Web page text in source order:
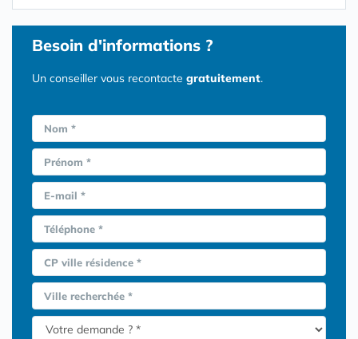
Besoin d'informations ?
Un conseiller vous recontacte gratuitement.
Nom *
Prénom *
E-mail *
Téléphone *
CP ville résidence *
Ville recherchée *